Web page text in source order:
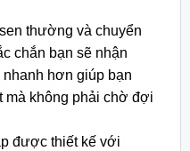
thường và chuyển
chắn bạn sẽ nhận
hơn giúp bạn
mà không phải chờ đợi
được thiết kế với